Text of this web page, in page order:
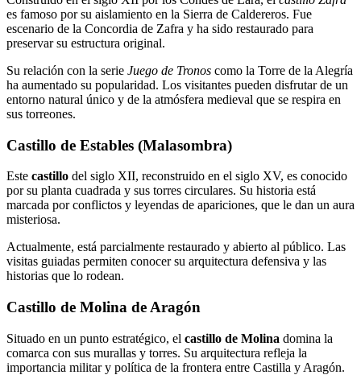
es famoso por su aislamiento en la Sierra de Caldereros. Fue
escenario de la Concordia de Zafra y ha sido restaurado para
preservar su estructura original.
Su relación con la serie Juego de Tronos como la Torre de la Alegría
ha aumentado su popularidad. Los visitantes pueden disfrutar de un
entorno natural único y de la atmósfera medieval que se respira en
sus torreones.
Castillo de Estables (Malasombra)
Este castillo del siglo XII, reconstruido en el siglo XV, es conocido
por su planta cuadrada y sus torres circulares. Su historia está
marcada por conflictos y leyendas de apariciones, que le dan un aura
misteriosa.
Actualmente, está parcialmente restaurado y abierto al público. Las
visitas guiadas permiten conocer su arquitectura defensiva y las
historias que lo rodean.
Castillo de Molina de Aragón
Situado en un punto estratégico, el castillo de Molina domina la
comarca con sus murallas y torres. Su arquitectura refleja la
importancia militar y política de la frontera entre Castilla y Aragón.